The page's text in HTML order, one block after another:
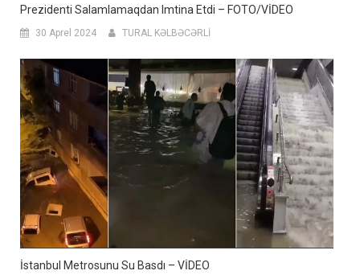
Prezidenti Salamlamaqdan Imtina Etdi – FOTO/VİDEO
30 Aprel 2024 TURAL KƏLBƏCƏRLİ
İstanbul Metrosunu Su Basdı – VİDEO